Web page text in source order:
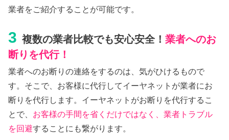
業者をご紹介することが可能です。
3 複数の業者比較でも安心安全！業者へのお
断りを代行！
業者へのお断りの連絡をするのは、気がひけるもので
す。そこで、お客様に代行してイーヤネットが業者にお
断りを代行します。イーヤネットがお断りを代行するこ
とで、 お客様の手間を省くだけではなく、業者トラブル
を回避することにも繋がります。